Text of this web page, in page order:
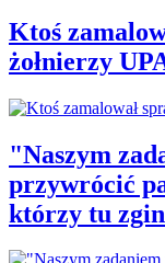
Ktoś
żołnierzy
"Naszym
przywrócić
którzy tu